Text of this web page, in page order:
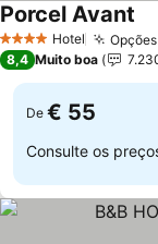
4 EstrelasHotel
Porcel Avant
8,4 Muito boa
De € 55
Consulte os